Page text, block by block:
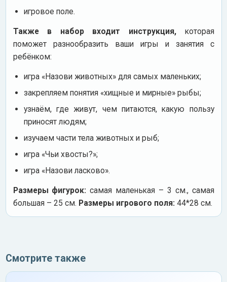
игровое поле.
Также в набор входит инструкция,которая
поможет разнообразить ваши игры и занятия с
ребёнком:
игра «Назови животных» для самых маленьких;
закрепляем понятия «хищные и мирные» рыбы;
узнаём, где живут, чем питаются, какую пользу
приносят людям;
изучаем части тела животных и рыб;
игра «Чьи хвосты?»;
игра «Назови ласково».
Размеры фигурок:самая маленькая – 3 см., самая
большая – 25 см. Размеры игрового поля: 44*28 см.
Смотрите также